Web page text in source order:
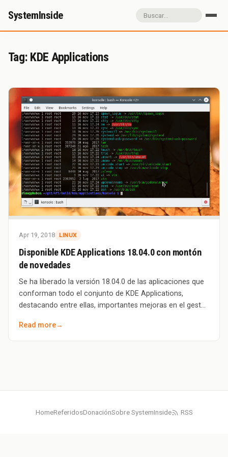
SystemInside
Sobre SystemInside
Tag: KDE Applications
Apr 19, 2018 LINUX
Disponible KDE Applications 18.04.0 con montón
de novedades
Se ha liberado la versión 18.04.0 de las aplicaciones que
conforman todo el conjunto de KDE Applications,
destacando entre ellas, importantes mejoras en el gestor
Read more→
HomeReferidosDonaciónSobre SystemInside RSS